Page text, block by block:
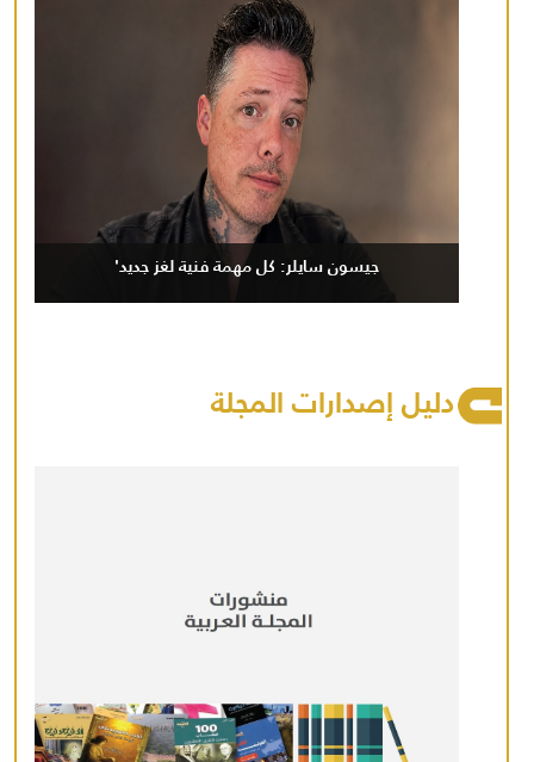
جيسون سايلر: كل مهمة فنية لغز جديد'
دليل إصدارات المجلة